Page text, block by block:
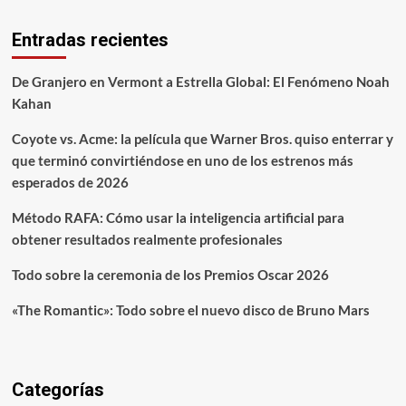
Entradas recientes
De Granjero en Vermont a Estrella Global: El Fenómeno Noah
Kahan
Coyote vs. Acme: la película que Warner Bros. quiso enterrar y
que terminó convirtiéndose en uno de los estrenos más
esperados de 2026
Método RAFA: Cómo usar la inteligencia artificial para
obtener resultados realmente profesionales
Todo sobre la ceremonia de los Premios Oscar 2026
«The Romantic»: Todo sobre el nuevo disco de Bruno Mars
Categorías